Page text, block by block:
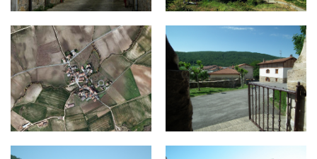
alda (1).jpg alda5.jpg
alda6.jpg alda8.jpg